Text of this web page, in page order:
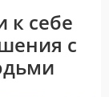
к себе
с